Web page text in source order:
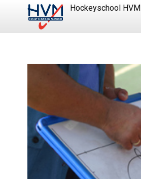
Hockeyschool HVM